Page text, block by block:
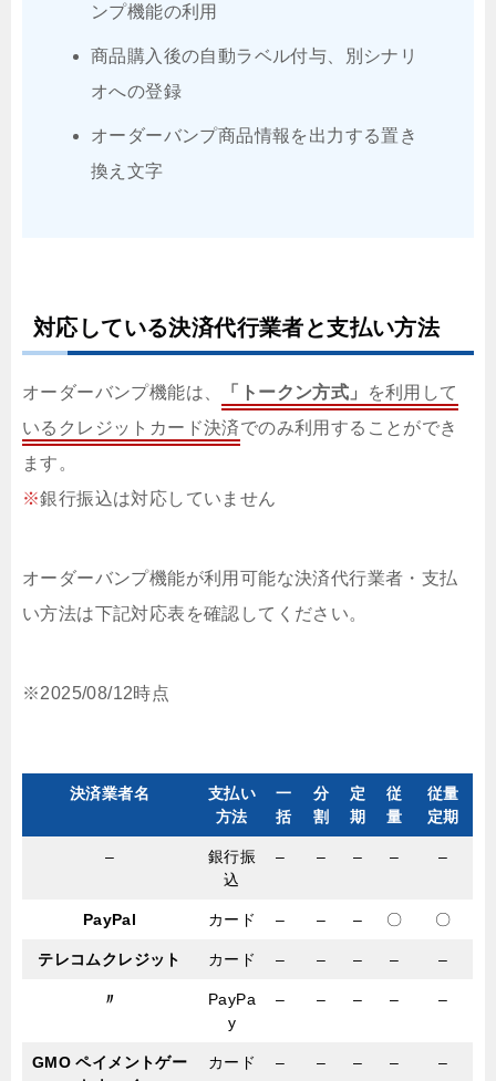
ンプ機能の利用
商品購入後の自動ラベル付与、別シナリ
オへの登録
オーダーバンプ商品情報を出力する置き
換え文字
対応している決済代行業者と支払い方法
オーダーバンプ機能は、 「トークン方式」
を利用して
いるクレジットカード決済でのみ利用することができ
ます。
※銀行振込は対応していません
オーダーバンプ機能が利用可能な決済代行業者・支払
い方法は下記対応表を確認してください。
※2025/08/12時点
決済業者名
支払い
方法
一
括
分
割
定
期
従
量
従量
定期
–
銀行振
込
– – – – –
PayPal カード – – – 〇 〇
テレコムクレジット カード – – – – –
〃
PayPa
y
– – – – –
GMO ペイメントゲー
カード – – – – –